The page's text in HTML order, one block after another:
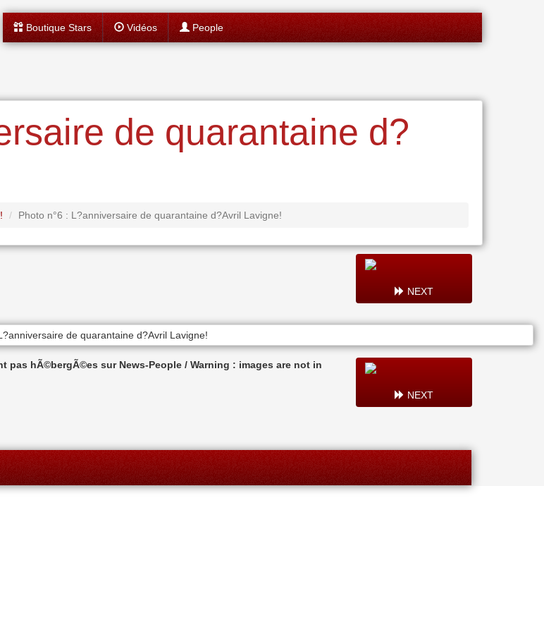
Boutique Stars Vidéos People
de quarantaine d?
Photo n°6 : L?anniversaire de quarantaine d?Avril Lavigne!
NEXT
pas hÃ©bergÃ©es sur News-People / Warning : images are not in
NEXT